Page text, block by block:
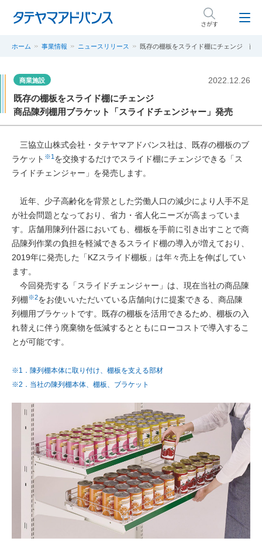
さがす
ホーム 事業情報 ニュースリリース 既存の棚板をスライド棚にチェンジ 商
商業施設 2022.12.26
既存の棚板をスライド棚にチェンジ
商品陳列棚用ブラケット「スライドチェンジャー」発売
三協立山株式会社・タテヤマアドバンス社は、既存の棚板のブ
ラケット ※1 を交換するだけでスライド棚にチェンジできる「ス
ライドチェンジャー」を発売します。
近年、少子高齢化を背景とした労働人口の減少により人手不足
が社会問題となっており、省力・省人化ニーズが高まっていま
す。店舗用陳列什器においても、棚板を手前に引き出すことで商
品陳列作業の負担を軽減できるスライド棚の導入が増えており、
2019年に発売した「KZスライド棚板」は年々売上を伸ばしてい
ます。
今回発売する「スライドチェンジャー」は、現在当社の商品陳
列棚※2をお使いいただいている店舗向けに提案できる、商品陳
列棚用ブラケットです。既存の棚板を活用できるため、棚板の入
れ替えに伴う廃棄物を低減するとともにローコストで導入するこ
とが可能です。
※1．陳列棚本体に取り付け、棚板を支える部材
※2．当社の陳列棚本体、棚板、ブラケット